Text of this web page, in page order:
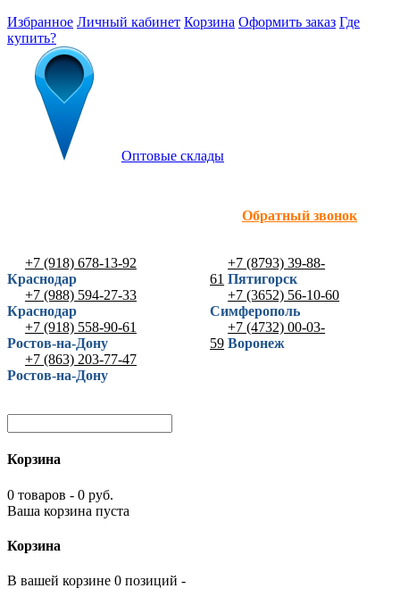
Избранное Личный кабинет Корзина Оформить заказ Где
купить?
Оптовые склады
Обратный звонок
+7 (918) 678-13-92
Краснодар
+7 (988) 594-27-33
Краснодар
+7 (918) 558-90-61
Ростов-на-Дону
+7 (863) 203-77-47
Ростов-на-Дону
+7 (8793) 39-88-
61 Пятигорск
+7 (3652) 56-10-60
Симферополь
+7 (4732) 00-03-
59 Воронеж
Корзина
0 товаров - 0 руб.
Ваша корзина пуста
Корзина
В вашей корзине 0 позиций -